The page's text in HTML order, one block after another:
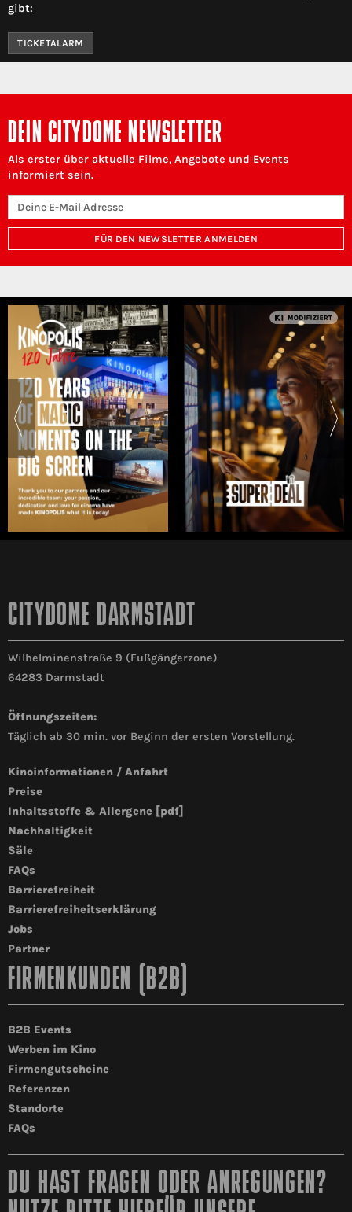
gibt:
TICKETALARM
DEIN CITYDOME NEWSLETTER
Als erster über aktuelle Filme, Angebote und Events
informiert sein.
FÜR DEN NEWSLETTER ANMELDEN
CITYDOME DARMSTADT
Wilhelminenstraße 9 (Fußgängerzone)
64283 Darmstadt
Öffnungszeiten:
Täglich ab 30 min. vor Beginn der ersten Vorstellung.
Kinoinformationen / Anfahrt
Preise
Inhaltsstoffe & Allergene [pdf]
Nachhaltigkeit
Säle
FAQs
Barrierefreiheit
Barrierefreiheitserklärung
Jobs
Partner
FIRMENKUNDEN (B2B)
B2B Events
Werben im Kino
Firmengutscheine
Referenzen
Standorte
FAQs
DU HAST FRAGEN ODER ANREGUNGEN?